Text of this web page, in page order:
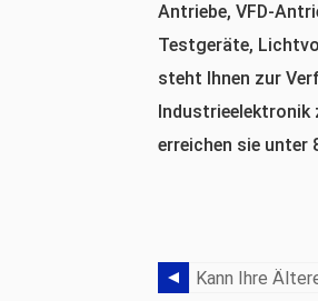
Antriebe, VFD-
Testgeräte,
steht Ihnen zur
Industrieelektronik
erreichen sie unter